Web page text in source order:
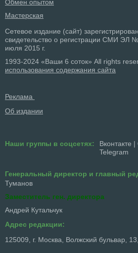
Обмен опытом
Мастерская
Сетевое издание (сайт)
свидетельство о регистрации СМИ ЭЛ
июля 2015 г.
1993-2024 «Ваши 6 соток» All rights
использования содержания сайта
Реклама
Об издании
Наши группы в соцсетях: Вконтакте |
Telegram
Генеральный директор и главный
Туманов
Заместитель ген. директора
Андрей Кутальчук
Адрес редакции:
125009, г. Москва, Волжский бульвар, 13,